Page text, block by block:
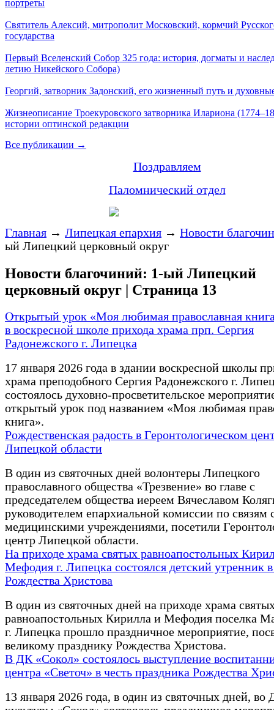
портреты
Святитель Алексий, митрополит Московский, кормчий
государства
Первый Вселенский Собор 325 года: история, догматы и
летию Никейского Собора)
Георгий, затворник Задонский, его жизненный путь и
Жизнеописание Троекуровского затворника Илариона
истории оптинской редакции
Все публикации →
Поздравляем
Паломнический отдел
Главная → Липецкая епархия → Новости
ый Липецкий церковный округ
Новости благочиний: 1-ый Липецкий
церковный округ | Страница 13
Открытый урок «Моя любимая православная
в воскресной школе прихода храма прп. Сергия
Радонежского г. Липецка
17 января 2026 года в здании воскресной школы
храма преподобного Сергия Радонежского г.
состоялось духовно-просветительское
открытый урок под названием «Моя любимая
книга».
Рождественская радость в Геронтологическом
Липецкой области
В один из святочных дней волонтеры Липецкого
православного общества «Трезвение» во главе с
председателем общества иереем Вячеславом
руководителем епархиальной комиссии по связям
медицинскими учреждениями, посетили
центр Липецкой области.
На приходе храма святых равноапостольных
Мефодия г. Липецка состоялся детский утренник в
Рождества Христова
В один из святочных дней на приходе храма
равноапостольных Кирилла и Мефодия поселка
г. Липецка прошло праздничное мероприятие,
великому празднику Рождества Христова.
В ДК «Сокол» состоялось выступление
центра «Светоч» в честь праздника Рождества
13 января 2026 года, в один из святочных дней, во